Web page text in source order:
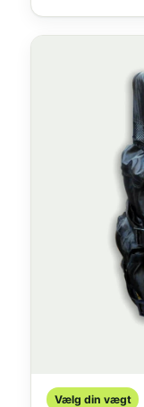
Vælg din vægt